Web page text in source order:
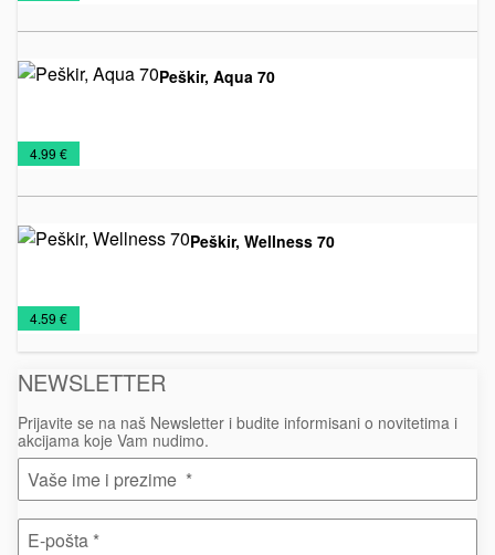
Peškir, Aqua 70
Peškiri
4.99 €
Peškir, Wellness 70
Peškiri
4.59 €
NEWSLETTER
Prijavite se na naš Newsletter i budite informisani o novitetima i
akcijama koje Vam nudimo.